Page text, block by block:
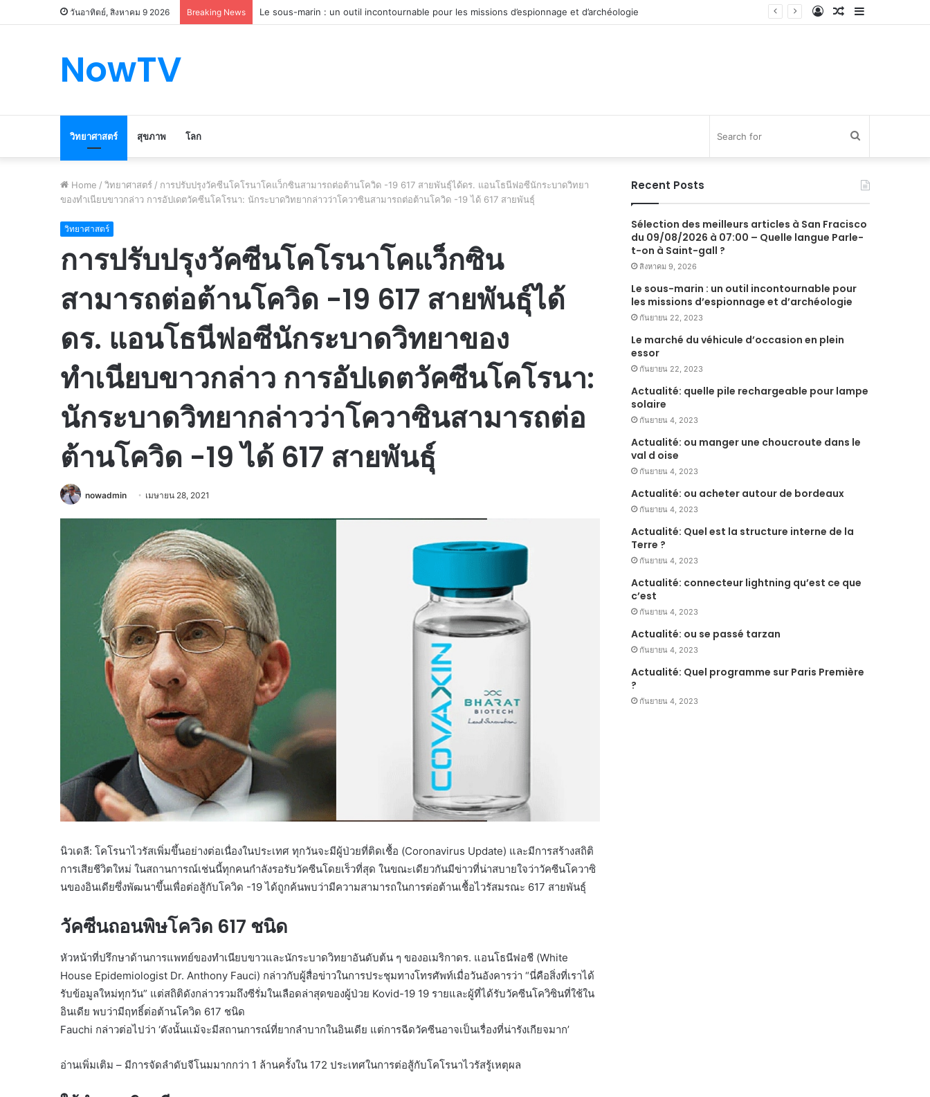
วันอาทิตย์, สิงหาคม 9 2026 Breaking News Le marché du véhicule d’occasion en plein essor Sidebar
Random
Log
NowTV
วิทยาศาสตร์ สุขภาพ โลก
for
Home / วิทยาศาสตร์ / การปรับปรุงวัคซีนโคโรนาโคแว็กซินสามารถต่อต้านโควิด -19 617 สายพันธุ์ได้ดร. แอนโธนีฟอซีนักระบาดวิทยา
ของทำเนียบขาวกล่าว การอัปเดตวัคซีนโคโรนา: นักระบาดวิทยากล่าวว่าโควาซินสามารถต่อต้านโควิด -19 ได้ 617 สายพันธุ์
วิทยาศาสตร์
การปรับปรุงวัคซีนโคโรนาโคแว็กซิน
สามารถต่อต้านโควิด -19 617 สายพันธุ์ได้
ดร. แอนโธนีฟอซีนักระบาดวิทยาของ
ทำเนียบขาวกล่าว การอัปเดตวัคซีนโคโรนา:
นักระบาดวิทยากล่าวว่าโควาซินสามารถต่อ
ต้านโควิด -19 ได้ 617 สายพันธุ์
nowadmin เมษายน 28, 2021
นิวเดลี: โคโรนาไวรัสเพิ่มขึ้นอย่างต่อเนื่องในประเทศ ทุกวันจะมีผู้ป่วยที่ติดเชื้อ (Coronavirus Update) และมีการสร้างสถิติ
การเสียชีวิตใหม่ ในสถานการณ์เช่นนี้ทุกคนกำลังรอรับวัคซีนโดยเร็วที่สุด ในขณะเดียวกันมีข่าวที่น่าสบายใจว่าวัคซีนโควาซิ
นของอินเดียซึ่งพัฒนาขึ้นเพื่อต่อสู้กับโควิด -19 ได้ถูกค้นพบว่ามีความสามารถในการต่อต้านเชื้อไวรัสมรณะ 617 สายพันธุ์
วัคซีนถอนพิษโควิด 617 ชนิด
หัวหน้าที่ปรึกษาด้านการแพทย์ของทำเนียบขาวและนักระบาดวิทยาอันดับต้น ๆ ของอเมริกาดร. แอนโธนีฟอชี (White
House Epidemiologist Dr. Anthony Fauci) กล่าวกับผู้สื่อข่าวในการประชุมทางโทรศัพท์เมื่อวันอังคารว่า “นี่คือสิ่งที่เราได้
รับข้อมูลใหม่ทุกวัน” แต่สถิติดังกล่าวรวมถึงซีรั่มในเลือดล่าสุดของผู้ป่วย Kovid-19 19 รายและผู้ที่ได้รับวัคซีนโควิซินที่ใช้ใน
อินเดีย พบว่ามีฤทธิ์ต่อต้านโควิด 617 ชนิด
Fauchi กล่าวต่อไปว่า ‘ดังนั้นแม้จะมีสถานการณ์ที่ยากลำบากในอินเดีย แต่การฉีดวัคซีนอาจเป็นเรื่องที่น่ารังเกียจมาก’
อ่านเพิ่มเติม – มีการจัดลำดับจีโนมมากกว่า 1 ล้านครั้งใน 172 ประเทศในการต่อสู้กับโคโรนาไวรัสรู้เหตุผล
Recent Posts
Sélection des meilleurs articles à San Fracisco
du 09/08/2026 à 07:00 – Quelle langue Parle-
t-on à Saint-gall ?
สิงหาคม 9, 2026
Le sous-marin : un outil incontournable pour
les missions d’espionnage et d’archéologie
กันยายน 22, 2023
Le marché du véhicule d’occasion en plein
essor
กันยายน 22, 2023
Actualité: quelle pile rechargeable pour lampe
solaire
กันยายน 4, 2023
Actualité: ou manger une choucroute dans le
val d oise
กันยายน 4, 2023
Actualité: ou acheter autour de bordeaux
กันยายน 4, 2023
Actualité: Quel est la structure interne de la
Terre ?
กันยายน 4, 2023
Actualité: connecteur lightning qu’est ce que
c’est
กันยายน 4, 2023
Actualité: ou se passé tarzan
กันยายน 4, 2023
Actualité: Quel programme sur Paris Première
?
กันยายน 4, 2023